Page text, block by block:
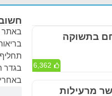
באתר
תחליף
בגדר
בתשוקה
6,362
מרעילות